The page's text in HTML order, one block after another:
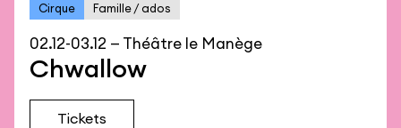
Cirque Famille / ados
02.12-03.12 — Théâtre le Manège
Chwallow
Tickets